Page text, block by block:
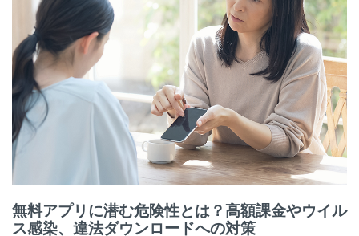
無料アプリに潜む危険性とは？高額課金やウイル
ス感染、違法ダウンロードへの対策